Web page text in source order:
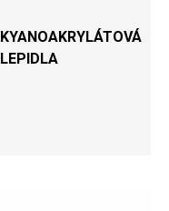
KYANOAKRYLÁTOVÁ
LEPIDLA